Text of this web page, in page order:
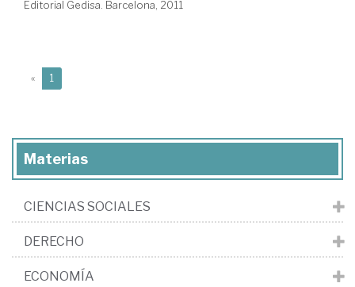
Editorial Gedisa. Barcelona, 2011
« 1
Materias
CIENCIAS SOCIALES
DERECHO
ECONOMÍA